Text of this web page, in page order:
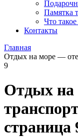
Памятка
Что
Контакты
Главная
Отдых на море —
9
Отдых
страница